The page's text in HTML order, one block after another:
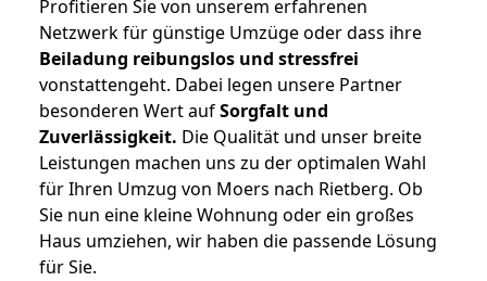
Profitieren Sie von unserem erfahrenen
Netzwerk für günstige Umzüge oder dass ihre
Beiladung reibungslos und stressfrei
vonstattengeht. Dabei legen unsere Partner
besonderen Wert aufSorgfalt und
Zuverlässigkeit. Die Qualität und unser breite
Leistungen machen uns zu der optimalen Wahl
für Ihren Umzug von Moers nach Rietberg. Ob
Sie nun eine kleine Wohnung oder ein großes
Haus umziehen, wir haben die passende Lösung
für Sie.